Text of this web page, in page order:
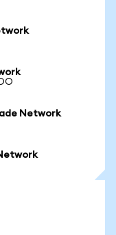
Network